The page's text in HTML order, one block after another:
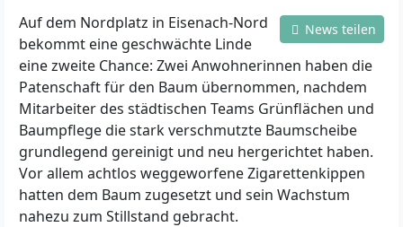
News teilen
Auf dem Nordplatz in Eisenach-Nord
bekommt eine geschwächte Linde
eine zweite Chance: Zwei Anwohnerinnen haben die
Patenschaft für den Baum übernommen, nachdem
Mitarbeiter des städtischen Teams Grünflächen und
Baumpflege die stark verschmutzte Baumscheibe
grundlegend gereinigt und neu hergerichtet haben.
Vor allem achtlos weggeworfene Zigarettenkippen
hatten dem Baum zugesetzt und sein Wachstum
nahezu zum Stillstand gebracht.